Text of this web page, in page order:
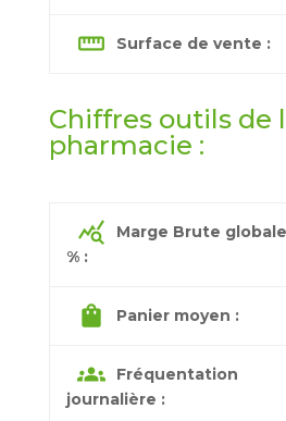
straighten Surface de vente :
Chiffres outils de
pharmacie :
query_stats
Marge Brute
% :
shopping_bag Panier moyen :
groups
Fréquentation
journalière :